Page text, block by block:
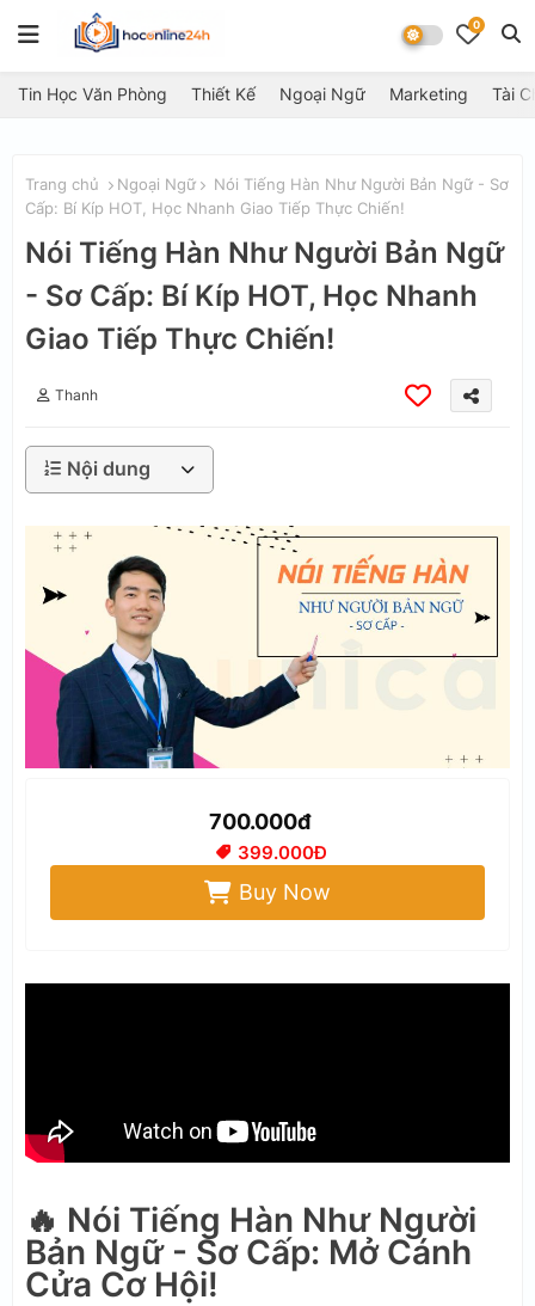
0
Tin Học Văn Phòng Thiết Kế Ngoại Ngữ Marketing Tài
Trang chủ Ngoại Ngữ
Nói Tiếng Hàn Như Người Bản Ngữ - Sơ
Cấp: Bí Kíp HOT, Học Nhanh Giao Tiếp Thực Chiến!
Nói Tiếng Hàn Như Người Bản Ngữ
- Sơ Cấp: Bí Kíp HOT, Học Nhanh
Giao Tiếp Thực Chiến!
Thanh
Nội dung
700.000đ
399.000Đ
Buy Now
🔥 Nói Tiếng Hàn Như Người
Bản Ngữ - Sơ Cấp: Mở Cánh
Cửa Cơ Hội!